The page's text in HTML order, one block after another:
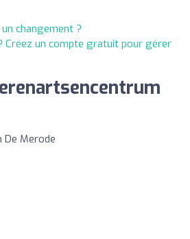
changement ?
Créez un compte gratuit pour gérer